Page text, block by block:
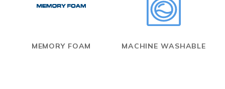
MEMORY FOAM MACHINE WASHABLE